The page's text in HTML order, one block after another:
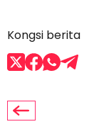
Kongsi berita